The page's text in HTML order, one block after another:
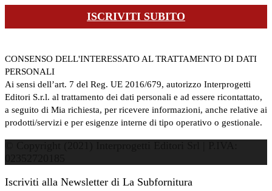
ISCRIVITI SUBITO
CONSENSO DELL'INTERESSATO AL TRATTAMENTO DI DATI
PERSONALI
Ai sensi dell’art. 7 del Reg. UE 2016/679, autorizzo Interprogetti
Editori S.r.l. al trattamento dei dati personali e ad essere ricontattato,
a seguito di Mia richiesta, per ricevere informazioni, anche relative ai
prodotti/servizi e per esigenze interne di tipo operativo o gestionale.
Iscriviti alla Newsletter di La Subfornitura